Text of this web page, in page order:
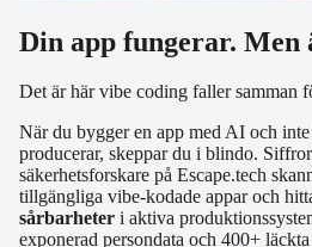
Din app fungerar. Men
Det är här vibe coding faller samman
När du bygger en app med AI och
producerar, skeppar du i blindo.
säkerhetsforskare på Escape.tech
tillgängliga vibe-kodade appar och
sårbarheter i aktiva
exponerad persondata och 400+